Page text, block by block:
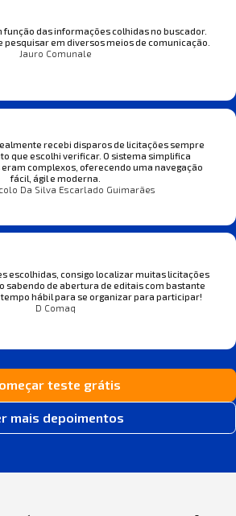
função das informações colhidas no buscador.
pesquisar em diversos meios de comunicação.
Jauro Comunale
recebi disparos de licitações sempre
que escolhi verificar. O sistema simplifica
complexos, oferecendo uma navegação
fácil, ágil e moderna.
Da Silva Escarlado Guimarães
escolhidas, consigo localizar muitas licitações
sabendo de abertura de editais com bastante
hábil para se organizar para participar!
D Comaq
teste grátis
mais depoimentos